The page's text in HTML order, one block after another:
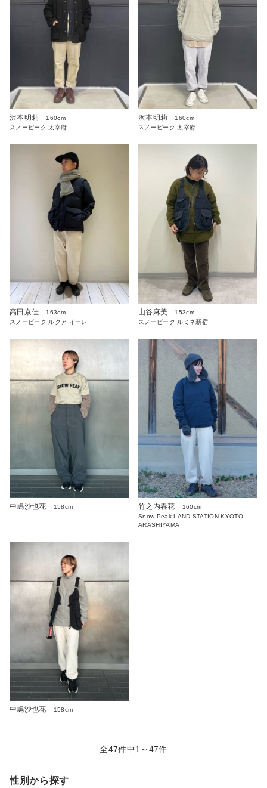
沢本明莉
160cm
スノーピーク 太宰府
沢本明莉
160cm
スノーピーク 太宰府
高田京佳
163cm
スノーピーク ルクア イーレ
山谷麻美
153cm
スノーピーク ルミネ新宿
中嶋沙也花 158cm 竹之内春花
160cm
Snow Peak LAND STATION KYOTO
ARASHIYAMA
中嶋沙也花 158cm
全47件中1～47件
性別から探す